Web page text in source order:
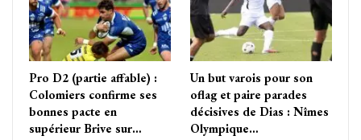
Pro D2 (partie affable) :
Colomiers confirme ses
bonnes pacte en
supérieur Brive sur…
Un but varois pour son
oflag et paire parades
décisives de Dias : Nîmes
Olympique…